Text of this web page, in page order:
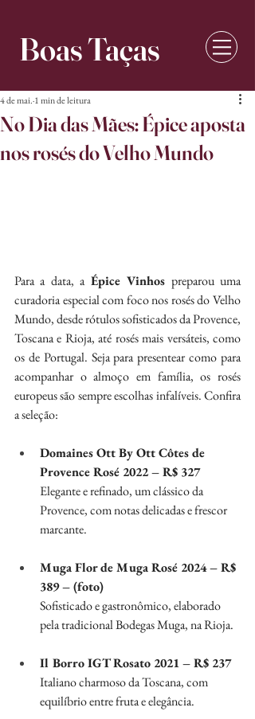
Boas Taças
No Dia das Mães: Épice aposta
nos rosés do Velho Mundo
4 de mai. 1 min de leitura
Para a data, a Épice Vinhos preparou uma
curadoria especial com foco nos rosés do Velho
Mundo, desde rótulos sofisticados da Provence,
Toscana e Rioja, até rosés mais versáteis, como
os de Portugal. Seja para presentear como para
acompanhar o almoço em família, os rosés
europeus são sempre escolhas infalíveis. Confira
a seleção:
Domaines Ott By Ott Côtes de
Provence Rosé 2022 – R$ 327
Elegante e refinado, um clássico da
Provence, com notas delicadas e frescor
marcante.
Muga Flor de Muga Rosé 2024 – R$
389 – (foto)
Sofisticado e gastronômico, elaborado
pela tradicional Bodegas Muga, na Rioja.
Il Borro IGT Rosato 2021 – R$ 237
Italiano charmoso da Toscana, com
equilíbrio entre fruta e elegância.